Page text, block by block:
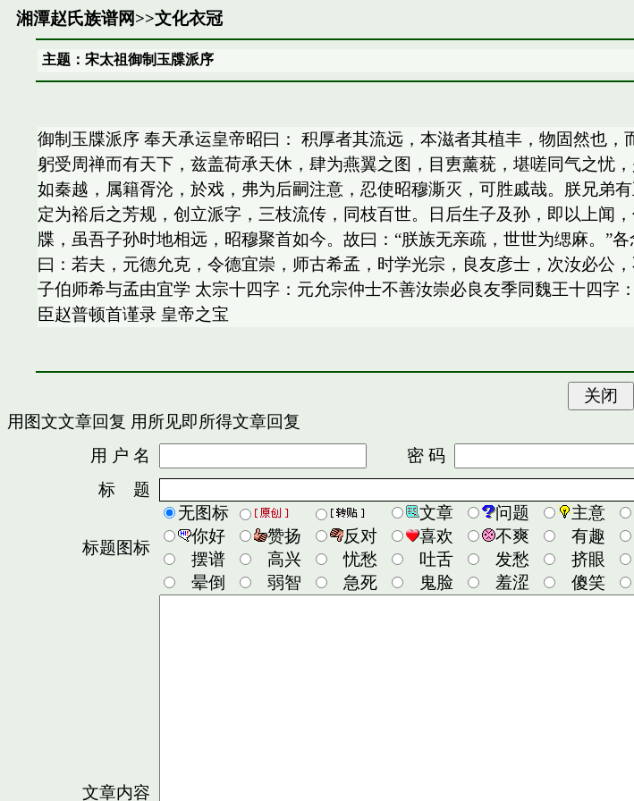
湘潭赵氏族谱网>>文化衣冠
主题：宋太祖御制玉牒派序
御制玉牒派序 奉天承运皇帝昭曰： 积厚者其流远，本滋者其植丰，物固然也
躬受周禅而有天下，兹盖荷承天休，肆为燕翼之图，目叀薰莸，堪嗟同气之忧
如秦越，属籍胥沦，於戏，弗为后嗣注意，忍使昭穆澌灭，可胜戚哉。朕兄弟
定为裕后之芳规，创立派字，三枝流传，同枝百世。日后生子及孙，即以上闻
牒，虽吾子孙时地相远，昭穆聚首如今。故曰：“朕族无亲疏，世世为缌麻。”
曰：若夫，元德允克，令德宜崇，师古希孟，时学光宗，良友彦士，次汝必公
子伯师希与孟由宜学 太宗十四字：元允宗仲士不善汝崇必良友季同魏王十四
臣赵普顿首谨录 皇帝之宝
用图文文章回复 用所见即所得文章回复
用 户 名
密 码
标 题
标题图标
无图标 文章 问题 主意
你好
赞扬 反对 喜欢 不爽 有趣
摆谱
高兴 忧愁 吐舌 发愁 挤眼
晕倒
弱智 急死 鬼脸 羞涩 傻笑
文章内容